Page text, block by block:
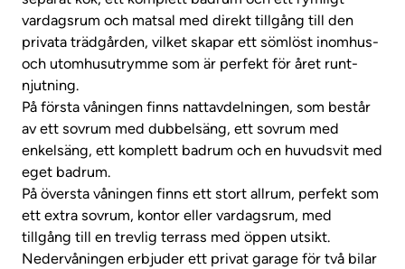
vardagsrum och matsal med direkt tillgång till den
privata trädgården, vilket skapar ett sömlöst inomhus-
och utomhusutrymme som är perfekt för året runt-
njutning.
På första våningen finns nattavdelningen, som består
av ett sovrum med dubbelsäng, ett sovrum med
enkelsäng, ett komplett badrum och en huvudsvit med
eget badrum.
På översta våningen finns ett stort allrum, perfekt som
ett extra sovrum, kontor eller vardagsrum, med
tillgång till en trevlig terrass med öppen utsikt.
Nedervåningen erbjuder ett privat garage för två bilar